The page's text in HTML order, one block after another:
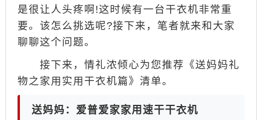
是很让人头疼啊!这时候有一台干衣机非常重
要。该怎么挑选呢?接下来，笔者就来和大家
聊聊这个问题。
接下来，情礼浓倾心为您推荐《送妈妈礼
物之家用实用干衣机篇》清单。
送妈妈：爱普爱家家用速干干衣机